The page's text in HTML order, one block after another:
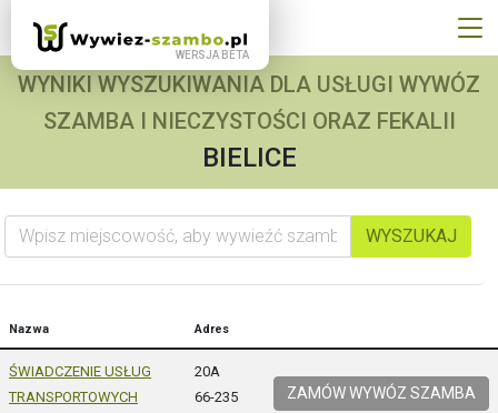
WYNIKI WYSZUKIWANIA DLA USŁUGI WYWÓZ
SZAMBA I NIECZYSTOŚCI ORAZ FEKALII
BIELICE
Wpisz miejscowość, aby wywieźć szambo
WYSZUKAJ
Nazwa Adres
ŚWIADCZENIE USŁUG
TRANSPORTOWYCH
20A
66-235
ZAMÓW WYWÓZ SZAMBA